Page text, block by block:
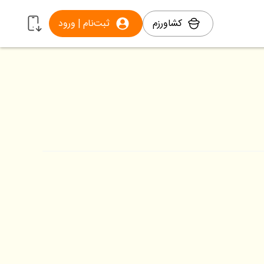
کشاورزم ثبت‌نام | ورود